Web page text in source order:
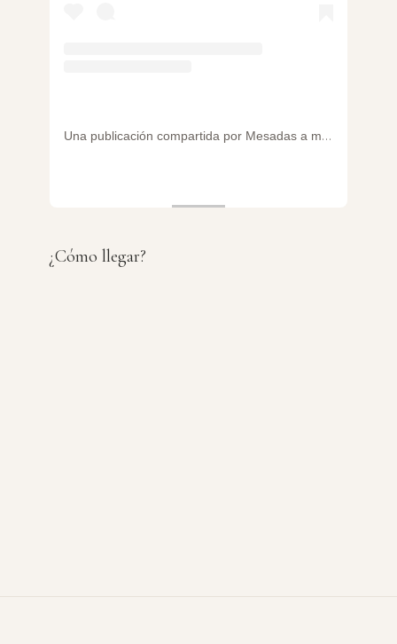
Una publicación compartida por Mesadas a medida (@marmoleriasanpancracio)
¿Cómo llegar?